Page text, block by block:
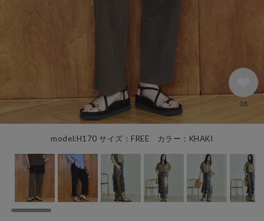
model:H170 サイズ：FREE カラー：KHAKI
18